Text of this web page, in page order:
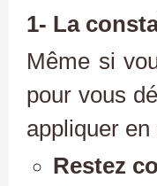
1- La
Même si
pour vous
appliquer
Restez